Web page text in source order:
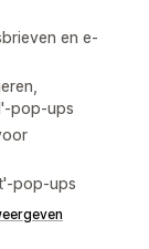
en e-
pop-ups
pop-ups